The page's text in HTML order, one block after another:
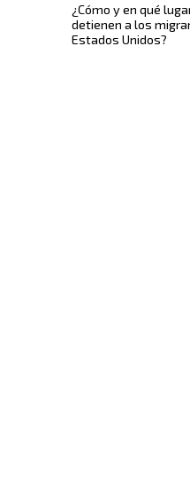
¿Cómo y en qué
detienen a los
Estados Unidos?